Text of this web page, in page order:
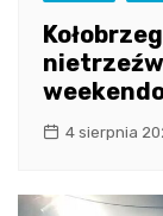
4 sierpnia